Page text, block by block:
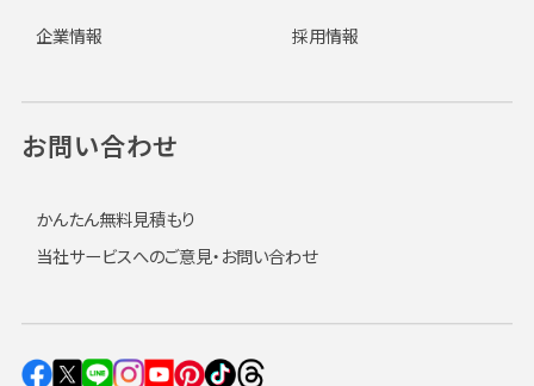
企業情報 採用情報
お問い合わせ
かんたん無料見積もり
当社サービスへのご意見・お問い合わせ